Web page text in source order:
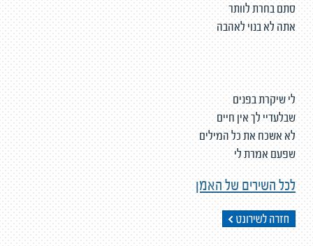
סתם בחרת לוותר
אתה לא בנוי לאהבה
לי שיקרת בפנים
שבלעדיי לך אין חיים
לא אשכח את כל המילים
שפעם אמרת לי
לכל השירים של האמן